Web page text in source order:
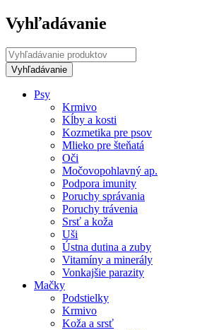
Vyhľadávanie
Psy
Krmivo
Kĺby a kosti
Kozmetika pre psov
Mlieko pre šteňatá
Oči
Močovopohlavný ap.
Podpora imunity
Poruchy správania
Poruchy trávenia
Srsť a koža
Uši
Ústna dutina a zuby
Vitamíny a minerály
Vonkajšie parazity
Mačky
Podstielky
Krmivo
Koža a srsť